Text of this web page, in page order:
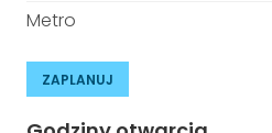
Metro
ZAPLANUJ